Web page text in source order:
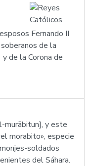
Fernando II
de la
de la Corona de
murābitun], y este
morabito», especie
soldados
del Sáhara.